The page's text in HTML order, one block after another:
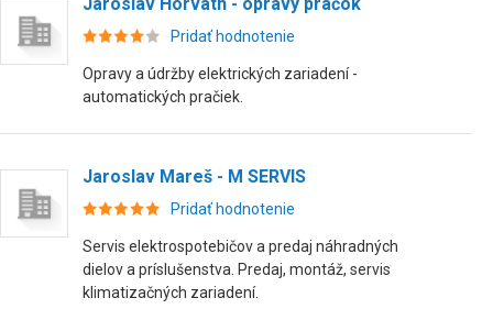
Pridať hodnotenie
Opravy a údržby elektrických zariadení -
automatických pračiek.
Jaroslav Mareš - M SERVIS
Pridať hodnotenie
Servis elektrospotebičov a predaj náhradných
dielov a príslušenstva. Predaj, montáž, servis
klimatizačných zariadení.